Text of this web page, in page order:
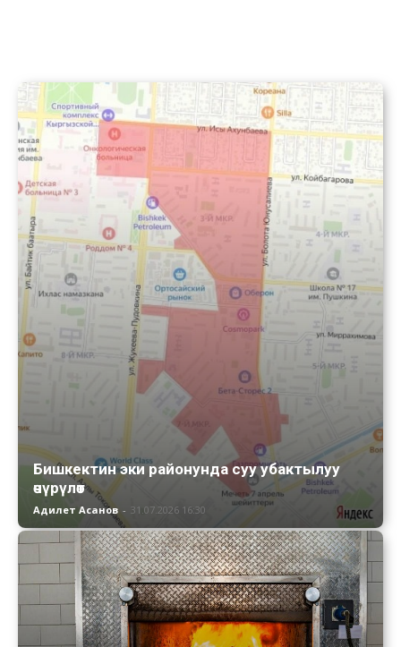
Бишкектин эки районунда суу убактылуу
өчүрүлөт
Адилет Асанов - 31.07.2026 16:30